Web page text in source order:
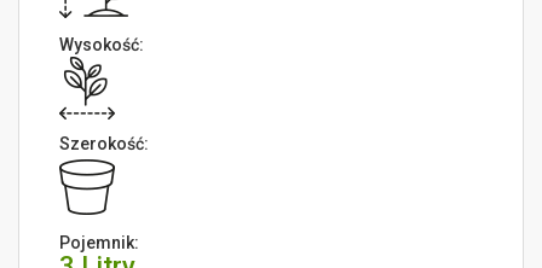
Wysokość:
Szerokość:
Pojemnik: